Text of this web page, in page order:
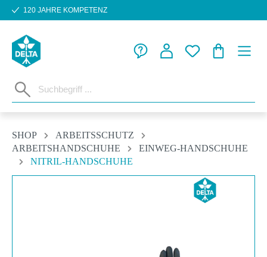
Zum Hauptinhalt springen
120 JAHRE KOMPETENZ
SHOP
ARBEITSSCHUTZ
ARBEITSHANDSCHUHE
EINWEG-HANDSCHUHE
NITRIL-HANDSCHUHE